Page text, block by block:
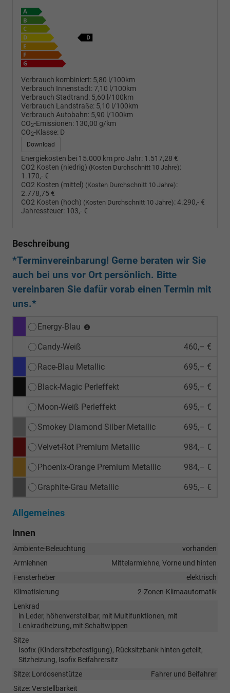
Verbrauch kombiniert: 5,80 l/100km
Verbrauch Innenstadt:7,10 l/100km
Verbrauch Stadtrand: 5,60 l/100km
Verbrauch Landstraße: 5,10 l/100km
Verbrauch Autobahn: 5,90 l/100km
CO2-Emissionen: 130,00 g/km
CO2-Klasse: D
Download
Energiekosten bei 15.000 km pro Jahr: 1.517,28 €
CO2 Kosten (niedrig) (Kosten Durchschnitt 10 Jahre):
1.170,- €
CO2 Kosten (mittel) (Kosten Durchschnitt 10 Jahre):
2.778,75 €
CO2 Kosten (hoch) (Kosten Durchschnitt 10 Jahre):4.290,- €
Jahressteuer: 103,- €
Beschreibung
*Terminvereinbarung! Gerne beraten wir Sie
auch bei uns vor Ort persönlich. Bitte
vereinbaren Sie dafür vorab einen Termin mit
uns.*
Energy-Blau
Candy-Weiß 460,– €
Race-Blau Metallic 695,– €
Black-Magic Perleffekt 695,– €
Moon-Weiß Perleffekt 695,– €
Smokey Diamond Silber Metallic 695,– €
Velvet-Rot Premium Metallic 984,– €
Phoenix-Orange Premium Metallic 984,– €
Graphite-Grau Metallic 695,– €
Allgemeines
Innen
Ambiente-Beleuchtung
vorhanden
Armlehnen
Mittelarmlehne, Vorne und hinten
Fensterheber
elektrisch
Klimatisierung
2-Zonen-Klimaautomatik
Lenkrad
in Leder, höhenverstellbar, mit Multifunktionen, mit
Lenkradheizung, mit Schaltwippen
Sitze
Isofix (Kindersitzbefestigung), Rücksitzbank hinten geteilt,
Sitzheizung, Isofix Beifahrersitz
Sitze: Lordosenstütze
Fahrer und Beifahrer
Sitze: Verstellbarkeit